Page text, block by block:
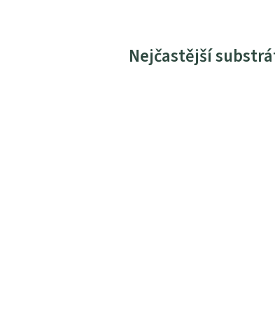
Nejčastější